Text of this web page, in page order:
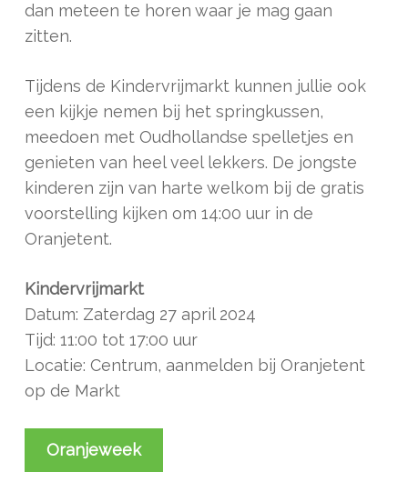
dan meteen te horen waar je mag gaan
zitten.
Tijdens de Kindervrijmarkt kunnen jullie ook
een kijkje nemen bij het springkussen,
meedoen met Oudhollandse spelletjes en
genieten van heel veel lekkers. De jongste
kinderen zijn van harte welkom bij de gratis
voorstelling kijken om 14:00 uur in de
Oranjetent.
Kindervrijmarkt
Datum: Zaterdag 27 april 2024
Tijd: 11:00 tot 17:00 uur
Locatie: Centrum, aanmelden bij Oranjetent
op de Markt
Oranjeweek